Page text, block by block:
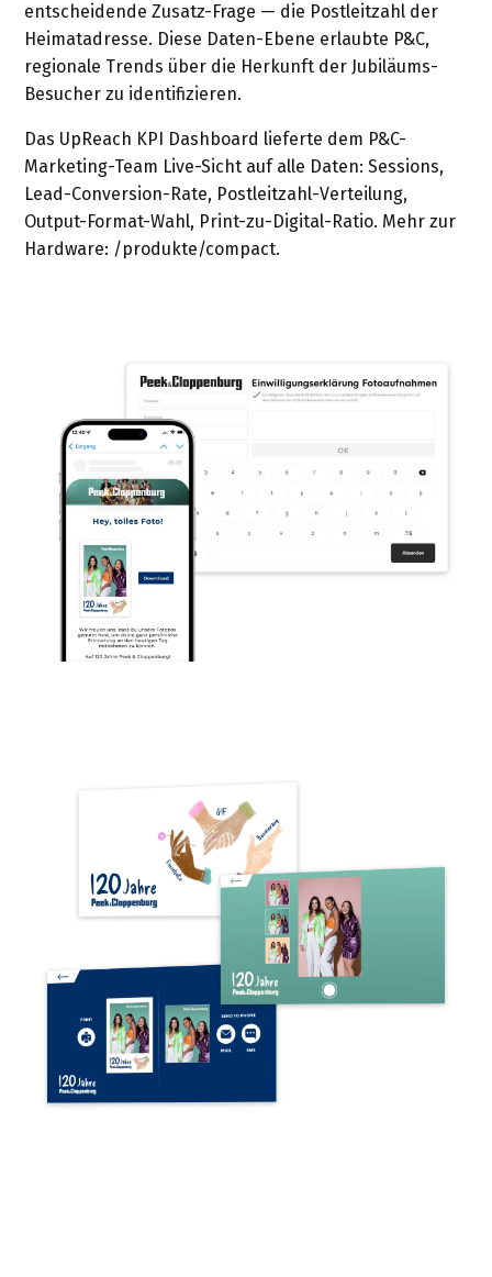
entscheidende Zusatz-Frage — die Postleitzahl der
Heimatadresse. Diese Daten-Ebene erlaubte P&C,
regionale Trends über die Herkunft der Jubiläums-
Besucher zu identifizieren.
Das UpReach KPI Dashboard lieferte dem P&C-
Marketing-Team Live-Sicht auf alle Daten: Sessions,
Lead-Conversion-Rate, Postleitzahl-Verteilung,
Output-Format-Wahl, Print-zu-Digital-Ratio. Mehr zur
Hardware: /produkte/compact.